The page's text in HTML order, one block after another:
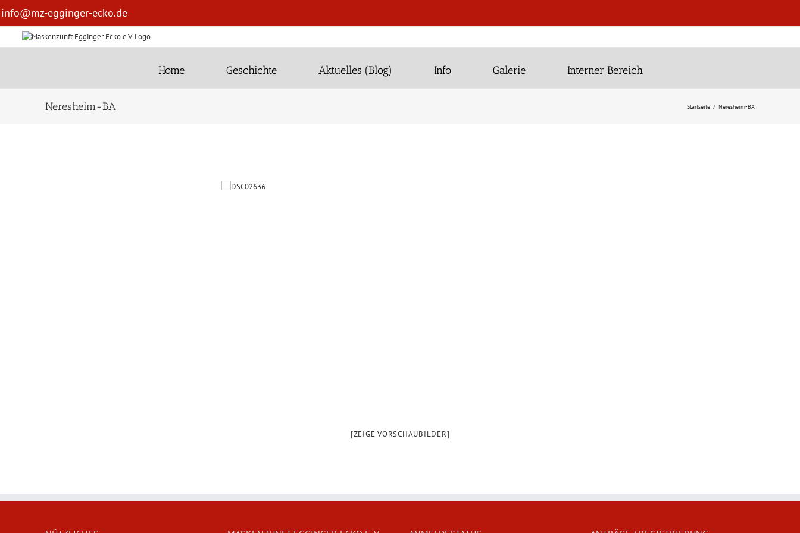
Inhalt
springen
info@mz-egginger-ecko.de
Home Geschichte Aktuelles (Blog) Info Galerie Interner Bereich
Neresheim-BA Startseite Neresheim-BA
[ZEIGE VORSCHAUBILDER]